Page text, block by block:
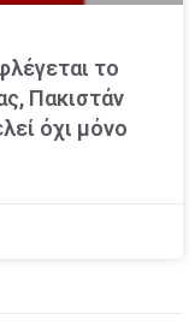
το
Πακιστάν
όχι μόνο